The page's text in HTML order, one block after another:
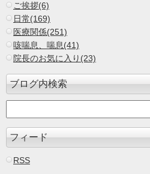
ご挨拶(6)
日常(169)
医療関係(251)
咳喘息、喘息(41)
院長のお気に入り(23)
ブログ内検索
フィード
RSS